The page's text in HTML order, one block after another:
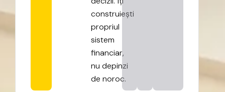
construiești
propriul
sistem
financiar,
nu depinzi
de noroc.